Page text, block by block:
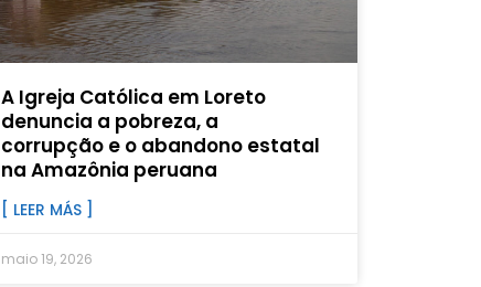
A Igreja Católica em Loreto
denuncia a pobreza, a
corrupção e o abandono estatal
na Amazônia peruana
[ LEER MÁS ]
maio 19, 2026